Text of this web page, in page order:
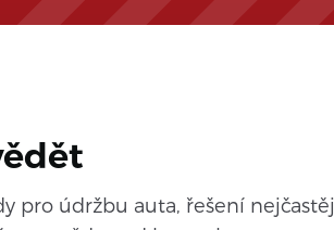
pro údržbu auta, řešení